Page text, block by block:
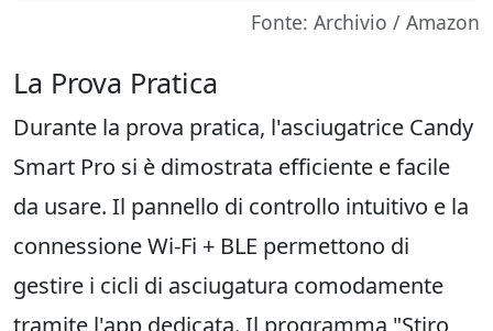
Fonte: Archivio / Amazon
La Prova Pratica
Durante la prova pratica, l'asciugatrice Candy
Smart Pro si è dimostrata efficiente e facile
da usare. Il pannello di controllo intuitivo e la
connessione Wi-Fi + BLE permettono di
gestire i cicli di asciugatura comodamente
tramite l'app dedicata. Il programma "Stiro